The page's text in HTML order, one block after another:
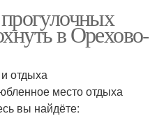
в Орехово-
отдыха
место отдыха
вы найдёте: